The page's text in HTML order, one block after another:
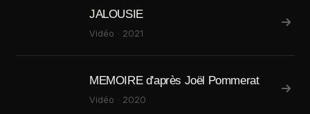
JALOUSIE
Vidéo · 2021
MEMOIRE d'après Joël Pommerat
Vidéo · 2020